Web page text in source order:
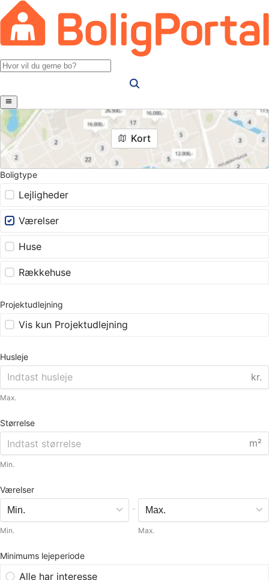
Kort
Boligtype
Lejligheder
Værelser
Huse
Rækkehuse
Projektudlejning
Vis kun Projektudlejning
Husleje
kr.
Max.
Størrelse
m²
Min.
Værelser
Min.
-
Max.
Minimums lejeperiode
Alle har interesse